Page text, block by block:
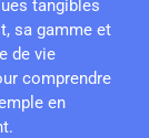
tangibles
sa gamme et
de vie
comprendre
en